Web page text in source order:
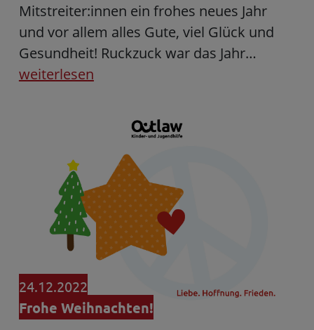
Mitstreiter:innen ein frohes neues Jahr
und vor allem alles Gute, viel Glück und
Gesundheit! Ruckzuck war das Jahr…
weiterlesen
24.12.2022
Frohe Weihnachten!